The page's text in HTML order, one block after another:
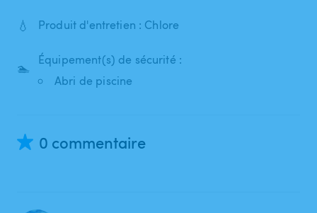
💧 Produit d'entretien : Chlore
🏊
Équipement(s) de sécurité :
Abri de piscine
0 commentaire